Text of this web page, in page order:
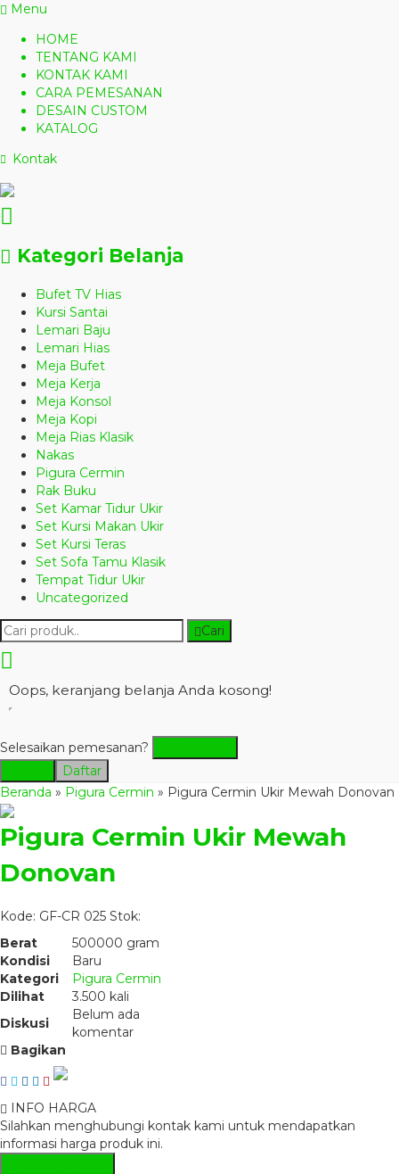
Menu
HOME
TENTANG KAMI
KONTAK KAMI
CARA PEMESANAN
DESAIN CUSTOM
KATALOG
Kontak
Kategori Belanja
Bufet TV Hias
Kursi Santai
Lemari Baju
Lemari Hias
Meja Bufet
Meja Kerja
Meja Konsol
Meja Kopi
Meja Rias Klasik
Nakas
Pigura Cermin
Rak Buku
Set Kamar Tidur Ukir
Set Kursi Makan Ukir
Set Kursi Teras
Set Sofa Tamu Klasik
Tempat Tidur Ukir
Uncategorized
Cari
Oops, keranjang belanja Anda kosong!
Selesaikan pemesanan?
Daftar
Beranda » Pigura Cermin » Pigura Cermin Ukir Mewah Donovan
Pigura Cermin Ukir Mewah
Donovan
Kode: GF-CR 025 Stok:
Berat
500000 gram
Kondisi
Baru
Kategori
Pigura Cermin
Dilihat
3.500 kali
Diskusi
Belum ada
komentar
Bagikan
INFO HARGA
Silahkan menghubungi kontak kami untuk mendapatkan
informasi harga produk ini.